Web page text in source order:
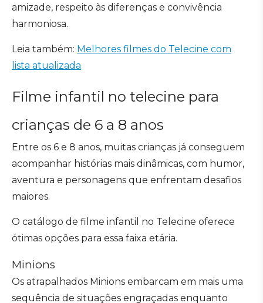
amizade, respeito às diferenças e convivência
harmoniosa.
Leia também: Melhores filmes do Telecine com
lista atualizada
Filme infantil no telecine para
crianças de 6 a 8 anos
Entre os 6 e 8 anos, muitas crianças já conseguem
acompanhar histórias mais dinâmicas, com humor,
aventura e personagens que enfrentam desafios
maiores.
O catálogo de filme infantil no Telecine oferece
ótimas opções para essa faixa etária.
Minions
Os atrapalhados Minions embarcam em mais uma
sequência de situações engraçadas enquanto